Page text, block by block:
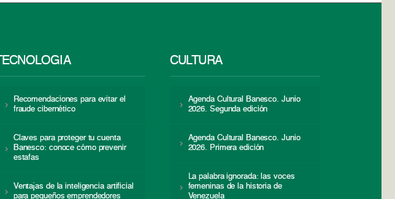
TECNOLOGÍA
Recomendaciones para evitar el
fraude cibernético
Claves para proteger tu cuenta
Banesco: conoce cómo prevenir
estafas
Ventajas de la inteligencia artificial
para pequeños emprendedores
CULTURA
Agenda Cultural Banesco. Junio
2026. Segunda edición
Agenda Cultural Banesco. Junio
2026. Primera edición
La palabra ignorada: las voces
femeninas de la historia de
Venezuela